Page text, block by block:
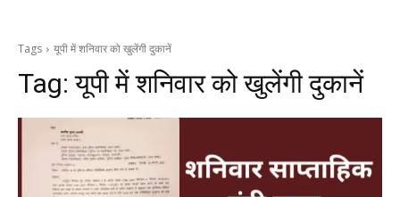
Tags यूपी में शनिवार को खुलेंगी दुकानें
Tag:यूपी में शनिवार को खुलेंगी दुकानें